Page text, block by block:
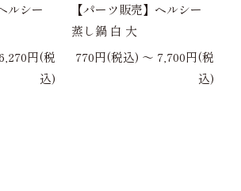
ルシー
円(税
込)
【パーツ販売】ヘルシー
蒸し鍋 白 大
770円(税込) 〜 7,700円(税
込)